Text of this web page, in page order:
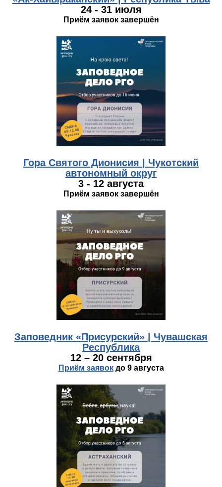
24 - 31 июля
Приём заявок завершён
photo_2026-04-13_10-39-38.jpg
Гора Святого Дионисия | Чукотский
автономный округ
3 - 12 августа
Приём заявок завершён
chuvashiya.jpg
Заповедник «Присурский» | Чувашская
Республика
12 – 20 сентября
Приём заявокдо 9 августа
astrahan.jpg